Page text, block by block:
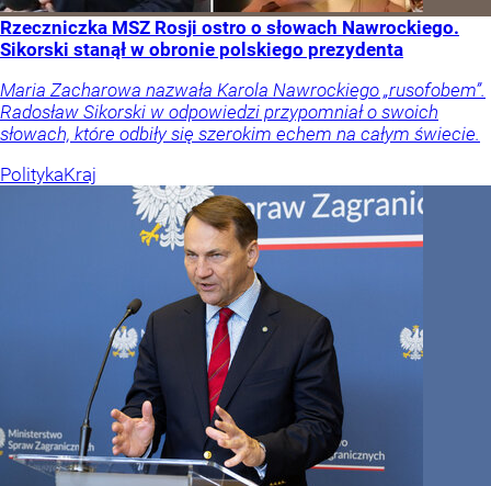
Rzeczniczka MSZ Rosji ostro o słowach Nawrockiego.
Sikorski stanął w obronie polskiego prezydenta
Maria Zacharowa nazwała Karola Nawrockiego „rusofobem”.
Radosław Sikorski w odpowiedzi przypomniał o swoich
słowach, które odbiły się szerokim echem na całym świecie.
PolitykaKraj